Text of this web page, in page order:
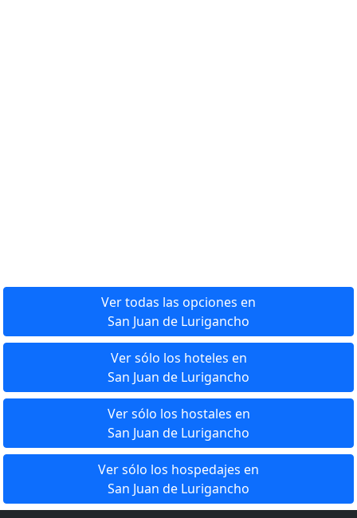
Ver todas las opciones en
San Juan de Lurigancho
Ver sólo los hoteles en
San Juan de Lurigancho
Ver sólo los hostales en
San Juan de Lurigancho
Ver sólo los hospedajes en
San Juan de Lurigancho